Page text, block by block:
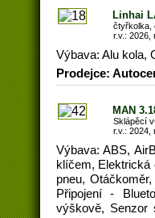
Linhai
čtyřkolka,
r.v.: 2026,
Výbava: Alu kola,
Prodejce:
MAN
Sklápěcí
r.v.: 2024,
Výbava: ABS,
klíčem, Elektrická
pneu,
Připojení -
výškově, Senzor